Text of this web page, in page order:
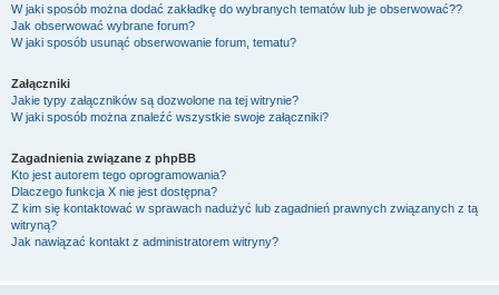
W jaki sposób można dodać zakładkę do wybranych tematów lub je obserwować??
Jak obserwować wybrane forum?
W jaki sposób usunąć obserwowanie forum, tematu?
Załączniki
Jakie typy załączników są dozwolone na tej witrynie?
W jaki sposób można znaleźć wszystkie swoje załączniki?
Zagadnienia związane z phpBB
Kto jest autorem tego oprogramowania?
Dlaczego funkcja X nie jest dostępna?
Z kim się kontaktować w sprawach nadużyć lub zagadnień prawnych związanych z tą
witryną?
Jak nawiązać kontakt z administratorem witryny?